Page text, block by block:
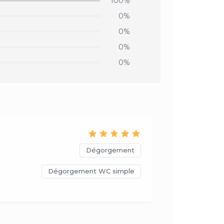
0%
0%
0%
0%
Dégorgement
Dégorgement WC simple